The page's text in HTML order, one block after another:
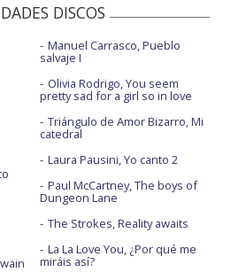
DISCOS
Manuel Carrasco, Pueblo
salvaje I
Olivia Rodrigo, You seem
pretty sad for a girl so in love
Triángulo de Amor Bizarro, Mi
catedral
Laura Pausini, Yo canto 2
Paul McCartney, The boys of
Dungeon Lane
The Strokes, Reality awaits
La La Love You, ¿Por qué me
miráis así?